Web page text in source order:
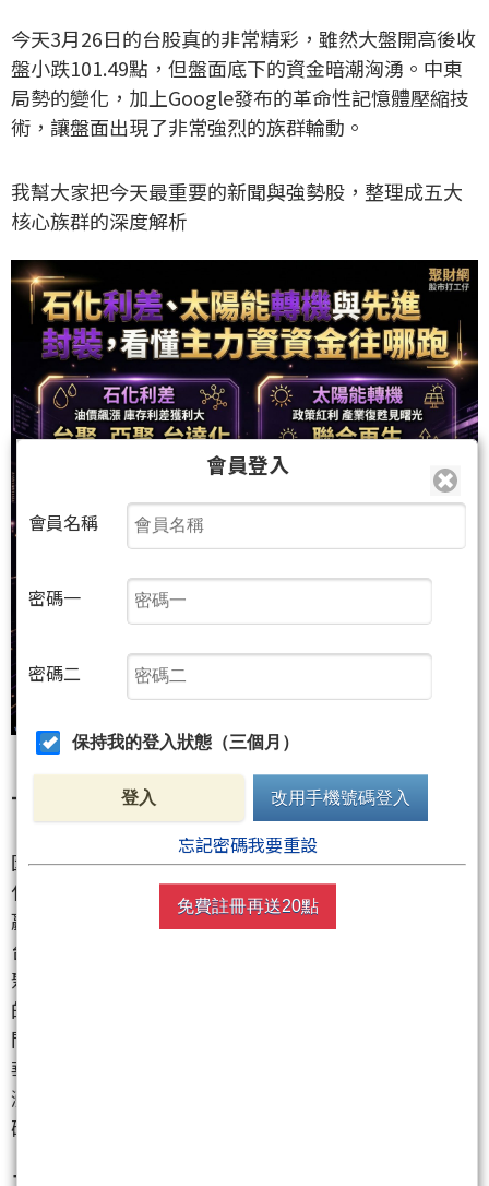
今天3月26日的台股真的非常精彩，雖然大盤開高後收
盤小跌101.49點，但盤面底下的資金暗潮洶湧。中東
局勢的變化，加上Google發布的革命性記憶體壓縮技
術，讓盤面出現了非常強烈的族群輪動。
我幫大家把今天最重要的新聞與強勢股，整理成五大
核心族群的深度解析
一、 資金避風港：石化與原物料族群
因為中東局勢升溫，美伊衝突疑慮帶動油價大漲，石
化上游原料急升。這時候誰手上有低價庫存，誰就是
贏家。
台聚
聚集團股今天大放異彩。他們手上握有約1到1.5個月
的低價原料庫存，在產品報價調漲的情況下，利差空
間瞬間擴大。
華紙
漲120美元，具備實質的產品漲價動能，外資持續加
碼。
二、 政策紅利發酵：綠能與太陽能族群
會員登入
會員名稱
密碼一
密碼二
保持我的登入狀態（三個月）
登入 改用手機號碼登入
忘記密碼我要重設
免費註冊再送20點